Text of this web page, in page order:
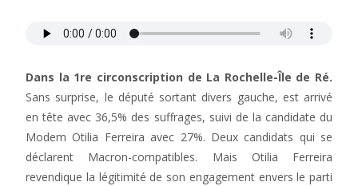
Dans la 1re circonscription de La Rochelle-Île de Ré.
Sans surprise, le député sortant divers gauche, est arrivé
en tête avec 36,5% des suffrages, suivi de la candidate du
Modem Otilia Ferreira avec 27%. Deux candidats qui se
déclarent Macron-compatibles. Mais Otilia Ferreira
revendique la légitimité de son engagement envers le parti